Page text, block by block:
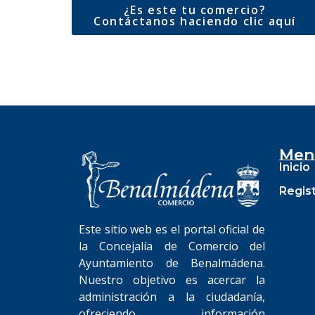
¿Es este tu comercio?
Contáctanos haciendo clic aquí
Este sitio web es el portal oficial de
la Concejalía de Comercio del
Ayuntamiento de Benalmádena.
Nuestro objetivo es acercar la
administración a la ciudadanía,
Inicio